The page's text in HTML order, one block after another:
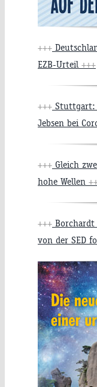
+++
EZB-Urteil +++
+++ Stuttgart:
Jebsen bei
+++ Gleich
hohe Wellen
+++ Borchardt
von der SED